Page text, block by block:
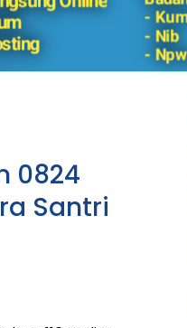
0824
Santri